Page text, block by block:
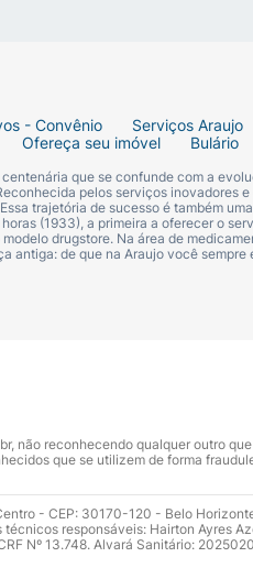
Diovan: - se você já
“Composição”). - se
diabetes mellitus tipo
utilizado para diminuir
pode ser alérgico,
sem orientação médica.
Siga as orientações do
renal grave ou é
para tratar insuficiência
cardíaca ou
também pode verificar
(incluindo
novamente.• Se você
antes de tomar Diovan.
- Convênio Serviços Araujo
Ofereça seu imóvel Bulário
que se confunde com a
pelos serviços inovadores
trajetória de sucesso é também
(1933), a primeira a oferecer o
drugstore. Na área de
antiga: de que na Araujo você
não reconhecendo qualquer outro
que se utilizem de forma
- CEP: 30170-120 - Belo
responsáveis: Hairton Ayres
Nº 13.748. Alvará Sanitário: